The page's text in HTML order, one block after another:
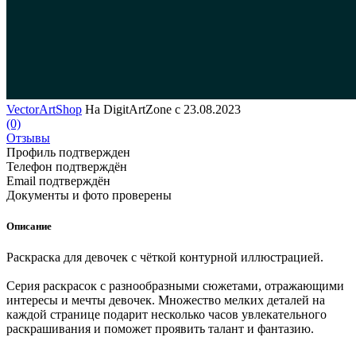
VectorArtShop На DigitArtZone с 23.08.2023
(0)
Отзывы
Профиль подтвержден
Телефон подтверждён
Email подтверждён
Документы и фото проверены
Описание
Раскраска для девочек с чёткой контурной иллюстрацией.
Серия раскрасок с разнообразными сюжетами, отражающими
интересы и мечты девочек. Множество мелких деталей на
каждой странице подарит несколько часов увлекательного
раскрашивания и поможет проявить талант и фантазию.